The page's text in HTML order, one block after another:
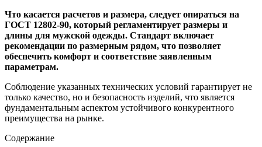
Что касается расчетов и размера, следует опираться на
ГОСТ 12802-90, который регламентирует размеры и
длины для мужской одежды. Стандарт включает
рекомендации по размерным рядoм, что позволяет
обеспечить комфорт и соответствие заявленным
параметрам.
Соблюдение указанных технических условий гарантирует не
только качество, но и безопасность изделий, что является
фундаментальным аспектом устойчивого конкурентного
преимущества на рынке.
Содержание